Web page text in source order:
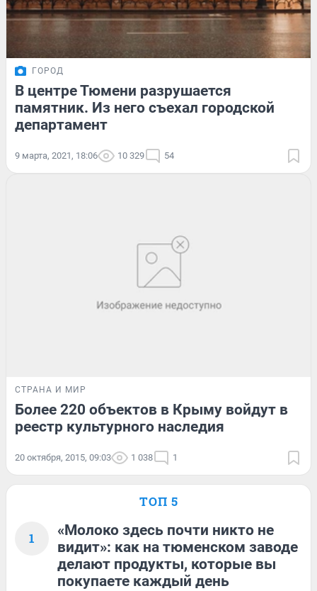
ГОРОД
В центре Тюмени разрушается
памятник. Из него съехал городской
департамент
9 марта, 2021, 18:06 10 329 54
СТРАНА И МИР
Более 220 объектов в Крыму войдут в
реестр культурного наследия
20 октября, 2015, 09:03 1 038 1
ТОП 5
1
«Молоко здесь почти никто не
видит»: как на тюменском заводе
делают продукты, которые вы
покупаете каждый день